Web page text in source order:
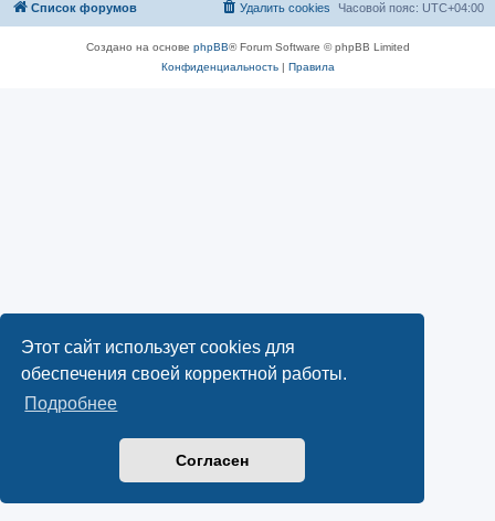
Этот сайт использует cookies для
обеспечения своей корректной работы.
Подробнее
Согласен
Список форумов Часовой пояс: UTC+04:00
Удалить cookies
Создано на основе phpBB® Forum Software © phpBB Limited
Конфиденциальность| Правила